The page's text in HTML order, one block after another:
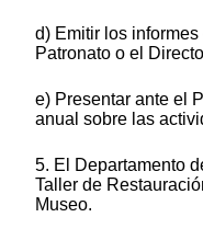
d) Emitir los
Patronato o el
e) Presentar ante el
anual sobre las
5. El Departamento
Taller de
Museo.